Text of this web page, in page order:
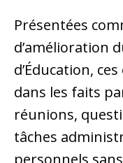
Présentées
d’amélioration
d’Éducation,
dans les faits
réunions,
tâches
personnels